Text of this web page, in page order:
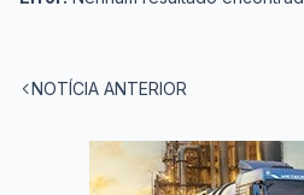
NOTÍCIA ANTERIOR